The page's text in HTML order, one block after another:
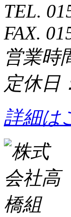
TEL.
FAX.
営業
定休日
詳細は